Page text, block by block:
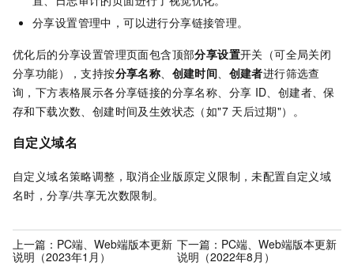
分享设置管理中，可以进行分享链接管理。
优化后的分享设置管理页面包含顶部分享设置开关（可全局关闭
分享功能），支持按分享名称、 创建时间、 创建者进行筛选查
询，下方表格展示各分享链接的分享名称、分享 ID、创建者、保
存和下载次数、创建时间及生效状态（如"7 天后过期"）。
自定义域名
自定义域名策略调整，取消企业版原定义限制，未配置自定义域
名时，分享/共享无次数限制。
上一篇： PC端、Web端版本更新
说明（2023年1月）
下一篇： PC端、Web端版本更新
说明（2022年8月）